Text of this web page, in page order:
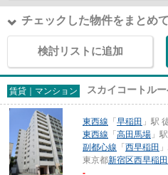
チェックした物件をまとめて
検討リストに追加
賃貸｜マンション スカイコートル
東西線 「 早稲田 」駅
東西線 「 高田馬場 」
副都心線 「 西早稲田
東京都新宿区西早稲田
-